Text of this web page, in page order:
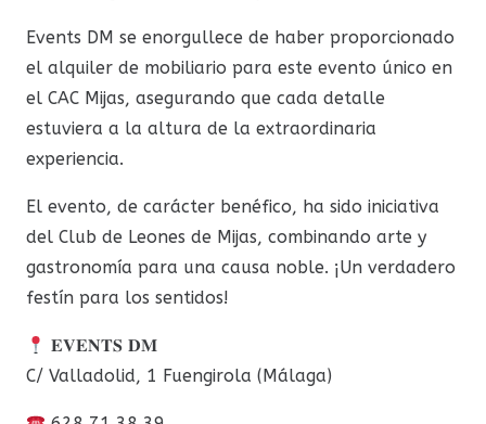
Events DM se enorgullece de haber proporcionado
el alquiler de mobiliario para este evento único en
el CAC Mijas, asegurando que cada detalle
estuviera a la altura de la extraordinaria
experiencia.
El evento, de carácter benéfico, ha sido iniciativa
del Club de Leones de Mijas, combinando arte y
gastronomía para una causa noble. ¡Un verdadero
festín para los sentidos!
𝐄𝐕𝐄𝐍𝐓𝐒 𝐃𝐌
C/ Valladolid, 1 Fuengirola (Málaga)